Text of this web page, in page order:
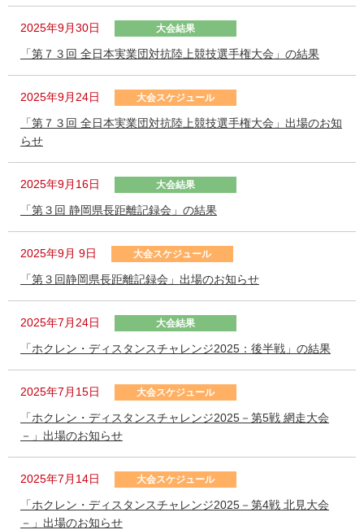
2025年9月30日 大会結果
「第７３回 全日本実業団対抗陸上競技選手権大会」の結果
2025年9月24日 大会スケジュール
「第７３回 全日本実業団対抗陸上競技選手権大会」出場のお知
らせ
2025年9月16日 大会結果
「第３回 静岡県長距離記録会」の結果
2025年9月 9日 大会スケジュール
「第３回静岡県長距離記録会」出場のお知らせ
2025年7月24日 大会結果
「ホクレン・ディスタンスチャレンジ2025：後半戦」の結果
2025年7月15日 大会スケジュール
「ホクレン・ディスタンスチャレンジ2025－第5戦 網走大会
－」出場のお知らせ
2025年7月14日 大会スケジュール
「ホクレン・ディスタンスチャレンジ2025－第4戦 北見大会
－」出場のお知らせ